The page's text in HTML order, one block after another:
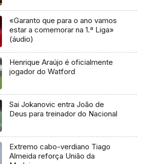
«Garanto que para o ano vamos
estar a comemorar na 1.ª Liga»
(áudio)
Henrique Araújo é oficialmente
jogador do Watford
Sai Jokanovic entra João de
Deus para treinador do Nacional
Extremo cabo-verdiano Tiago
Almeida reforça União da